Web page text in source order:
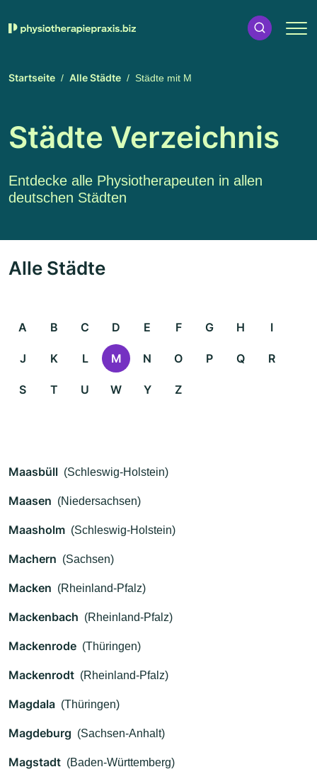
Startseite Alle Städte Städte mit M
Städte Verzeichnis
Entdecke alle Physiotherapeuten in allen
deutschen Städten
Alle Städte
A B C D E F G H I
J K L M N O P Q R
S T U W Y Z
Maasbüll (Schleswig-Holstein)
Maasen (Niedersachsen)
Maasholm (Schleswig-Holstein)
Machern (Sachsen)
Macken (Rheinland-Pfalz)
Mackenbach (Rheinland-Pfalz)
Mackenrode (Thüringen)
Mackenrodt (Rheinland-Pfalz)
Magdala (Thüringen)
Magdeburg (Sachsen-Anhalt)
Magstadt (Baden-Württemberg)